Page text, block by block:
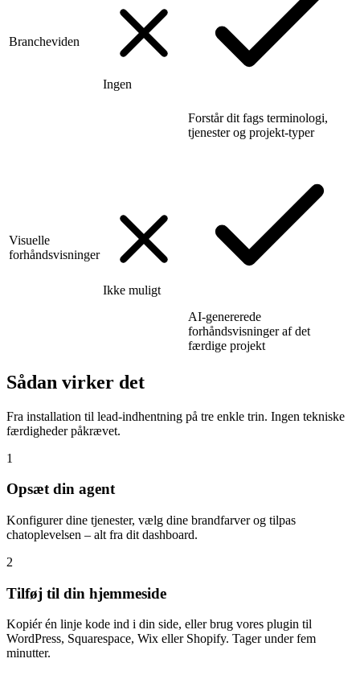
Brancheviden
Ingen
Forstår dit fags terminologi,
tjenester og projekt-typer
Visuelle
forhåndsvisninger
Ikke muligt
AI-genererede
forhåndsvisninger af det
færdige projekt
Sådan virker det
Fra installation til lead-indhentning på tre enkle trin. Ingen tekniske
færdigheder påkrævet.
1
Opsæt din agent
Konfigurer dine tjenester, vælg dine brandfarver og tilpas
chatoplevelsen – alt fra dit dashboard.
2
Tilføj til din hjemmeside
Kopiér én linje kode ind i din side, eller brug vores plugin til
WordPress, Squarespace, Wix eller Shopify. Tager under fem
minutter.